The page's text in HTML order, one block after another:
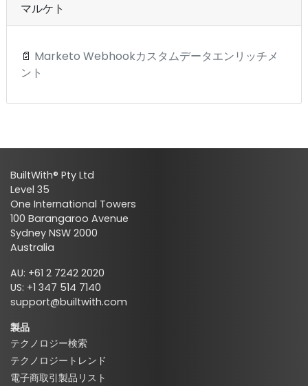
マルケト
📄 Marketo Webhookカスタムデータエンリッチメ
ント
BuiltWith® Pty Ltd
Level 35
One International Towers
100 Barangaroo Avenue
Sydney NSW 2000
Australia
AU: +61 2 7242 2020
US: +1 347 514 7140
support@builtwith.com
製品
テクノロジー検索
テクノロジートレンド
電子商取引製品リスト